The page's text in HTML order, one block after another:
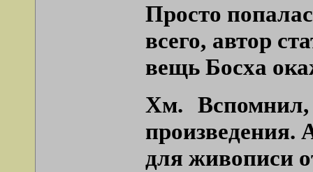
Просто
всего, автор
вещь Босха
Хм. Вспомнил,
произведения.
для живописи